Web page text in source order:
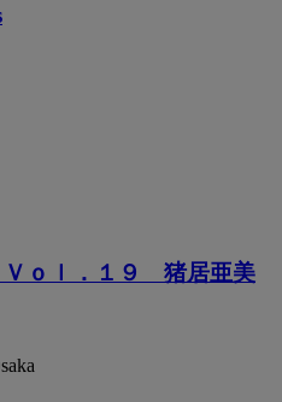
ｏｌ．１９ 猪居亜美